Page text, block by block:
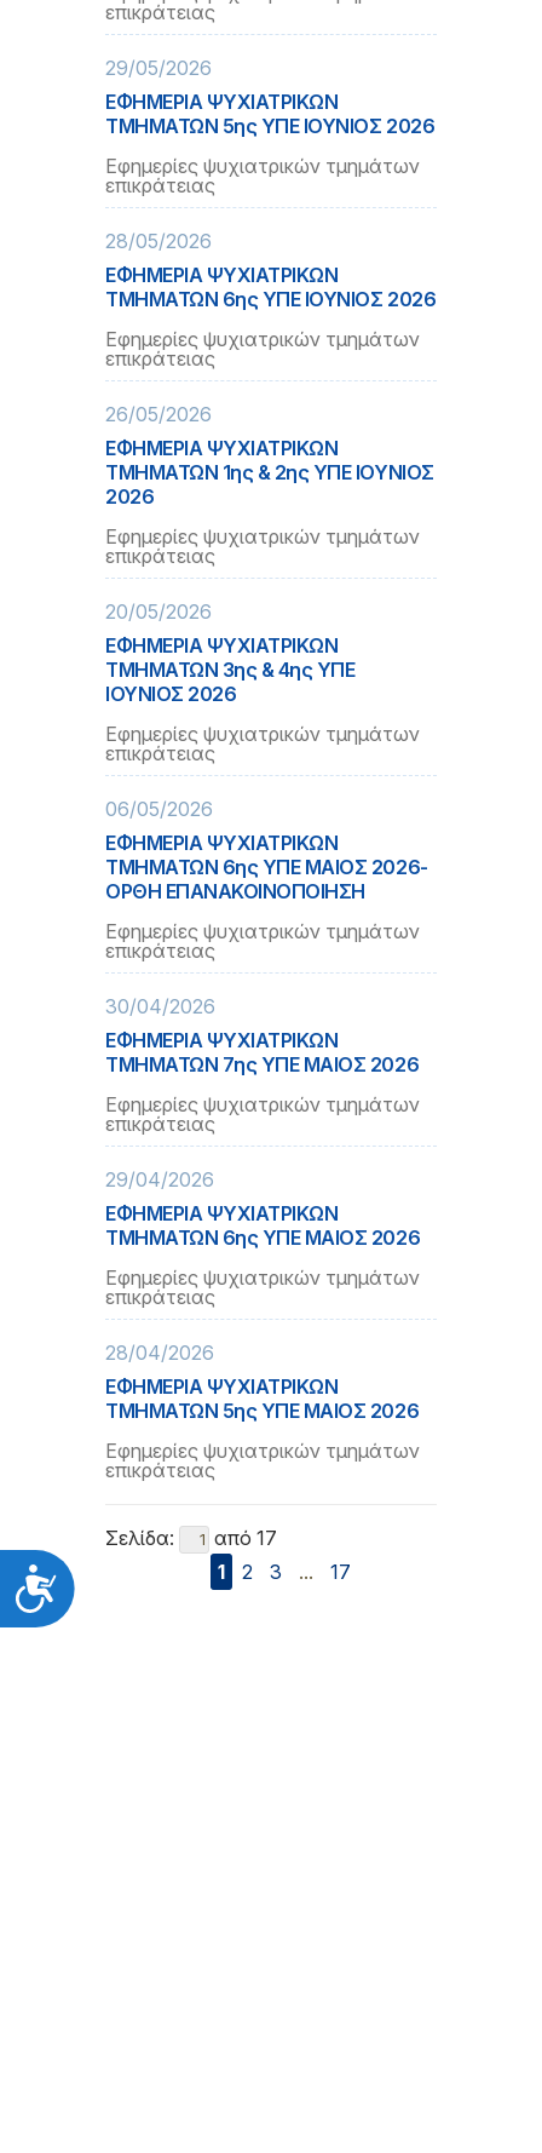
Προσιτότητα
επικράτειας
29/05/2026
ΕΦΗΜΕΡΙΑ ΨΥΧΙΑΤΡΙΚΩΝ
ΤΜΗΜΑΤΩΝ 5ης ΥΠΕ ΙΟΥΝΙΟΣ 2026
Εφημερίες ψυχιατρικών τμημάτων
επικράτειας
28/05/2026
ΕΦΗΜΕΡΙΑ ΨΥΧΙΑΤΡΙΚΩΝ
ΤΜΗΜΑΤΩΝ 6ης ΥΠΕ ΙΟΥΝΙΟΣ 2026
Εφημερίες ψυχιατρικών τμημάτων
επικράτειας
26/05/2026
ΕΦΗΜΕΡΙΑ ΨΥΧΙΑΤΡΙΚΩΝ
ΤΜΗΜΑΤΩΝ 1ης & 2ης ΥΠΕ ΙΟΥΝΙΟΣ
2026
Εφημερίες ψυχιατρικών τμημάτων
επικράτειας
20/05/2026
ΕΦΗΜΕΡΙΑ ΨΥΧΙΑΤΡΙΚΩΝ
ΤΜΗΜΑΤΩΝ 3ης & 4ης ΥΠΕ
ΙΟΥΝΙΟΣ 2026
Εφημερίες ψυχιατρικών τμημάτων
επικράτειας
06/05/2026
ΕΦΗΜΕΡΙΑ ΨΥΧΙΑΤΡΙΚΩΝ
ΤΜΗΜΑΤΩΝ 6ης ΥΠΕ ΜΑΙΟΣ 2026-
ΟΡΘΗ ΕΠΑΝΑΚΟΙΝΟΠΟΙΗΣΗ
Εφημερίες ψυχιατρικών τμημάτων
επικράτειας
30/04/2026
ΕΦΗΜΕΡΙΑ ΨΥΧΙΑΤΡΙΚΩΝ
ΤΜΗΜΑΤΩΝ 7ης ΥΠΕ ΜΑΙΟΣ 2026
Εφημερίες ψυχιατρικών τμημάτων
επικράτειας
29/04/2026
ΕΦΗΜΕΡΙΑ ΨΥΧΙΑΤΡΙΚΩΝ
ΤΜΗΜΑΤΩΝ 6ης ΥΠΕ ΜΑΙΟΣ 2026
Εφημερίες ψυχιατρικών τμημάτων
επικράτειας
28/04/2026
ΕΦΗΜΕΡΙΑ ΨΥΧΙΑΤΡΙΚΩΝ
ΤΜΗΜΑΤΩΝ 5ης ΥΠΕ ΜΑΙΟΣ 2026
Εφημερίες ψυχιατρικών τμημάτων
επικράτειας
Σελίδα:
από 17
1
2 3 ... 17